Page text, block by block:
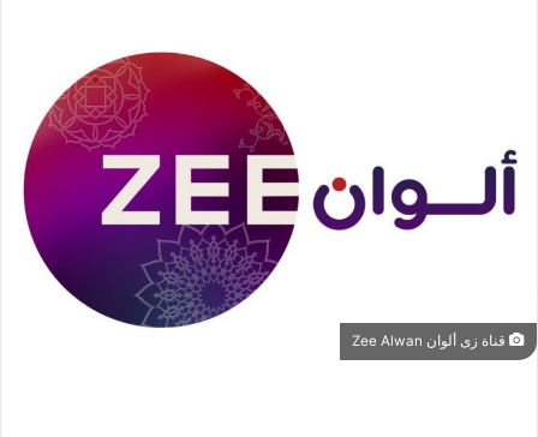
قناة زى ألوان Zee Alwan